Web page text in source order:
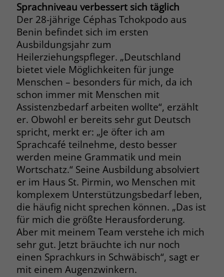
Sprachniveau verbessert sich täglich
Der 28-jährige Céphas Tchokpodo aus
Benin befindet sich im ersten
Ausbildungsjahr zum
Heilerziehungspfleger. „Deutschland
bietet viele Möglichkeiten für junge
Menschen – besonders für mich, da ich
schon immer mit Menschen mit
Assistenzbedarf arbeiten wollte“, erzählt
er. Obwohl er bereits sehr gut Deutsch
spricht, merkt er: „Je öfter ich am
Sprachcafé teilnehme, desto besser
werden meine Grammatik und mein
Wortschatz.“ Seine Ausbildung absolviert
er im Haus St. Pirmin, wo Menschen mit
komplexem Unterstützungsbedarf leben,
die häufig nicht sprechen können. „Das ist
für mich die größte Herausforderung.
Aber mit meinem Team verstehe ich mich
sehr gut. Jetzt bräuchte ich nur noch
einen Sprachkurs in Schwäbisch“, sagt er
mit einem Augenzwinkern.
persönlich identifizierbaren
Informationen und wird von Facebook
nur platziert, um Daten an das
Unternehmen zurückzusenden.